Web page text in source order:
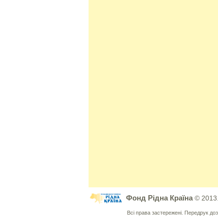
Фонд Рідна Країна©
Всі права застережені. Передрук